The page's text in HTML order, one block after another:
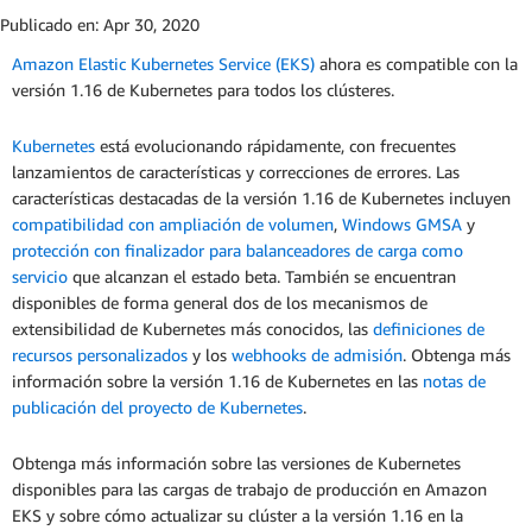
Publicado en: Apr 30, 2020
Amazon Elastic Kubernetes Service (EKS) ahora es compatible con la
versión 1.16 de Kubernetes para todos los clústeres.
Kubernetes está evolucionando rápidamente, con frecuentes
lanzamientos de características y correcciones de errores. Las
características destacadas de la versión 1.16 de Kubernetes incluyen
compatibilidad con ampliación de volumen, Windows GMSA y
protección con finalizador para balanceadores de carga como
servicio que alcanzan el estado beta. También se encuentran
disponibles de forma general dos de los mecanismos de
extensibilidad de Kubernetes más conocidos, las definiciones de
recursos personalizados y los webhooks de admisión. Obtenga más
información sobre la versión 1.16 de Kubernetes en las notas de
publicación del proyecto de Kubernetes.
Obtenga más información sobre las versiones de Kubernetes
disponibles para las cargas de trabajo de producción en Amazon
EKS y sobre cómo actualizar su clúster a la versión 1.16 en la